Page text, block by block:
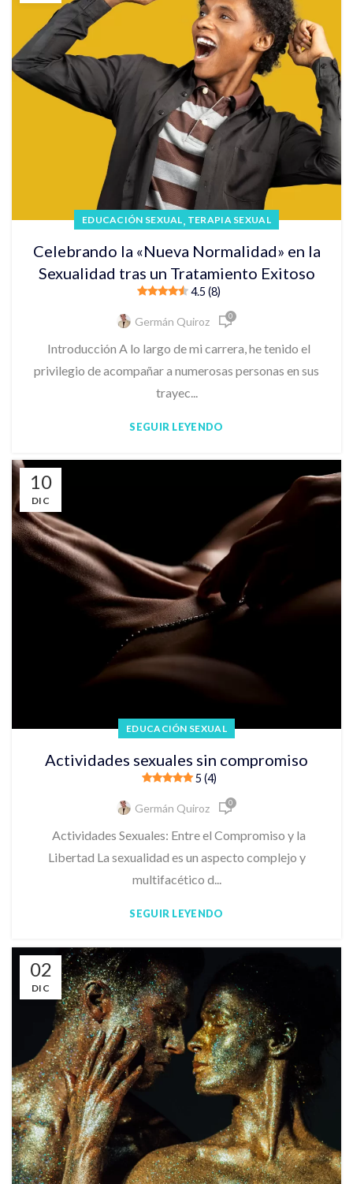
EDUCACIÓN SEXUAL TERAPIA SEXUAL
Celebrando la «Nueva Normalidad» en la
Sexualidad tras un Tratamiento Exitoso
4.5 (8)
Germán Quiroz 0
Introducción A lo largo de mi carrera, he tenido el
privilegio de acompañar a numerosas personas en sus
trayec...
SEGUIR LEYENDO
10
DIC
EDUCACIÓN SEXUAL
Actividades sexuales sin compromiso
5 (4)
Germán Quiroz 0
Actividades Sexuales: Entre el Compromiso y la
Libertad La sexualidad es un aspecto complejo y
multifacético d...
SEGUIR LEYENDO
02
DIC